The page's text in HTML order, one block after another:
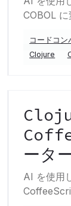
COBOL
コードコン
Clojure
ータ
AI を使用